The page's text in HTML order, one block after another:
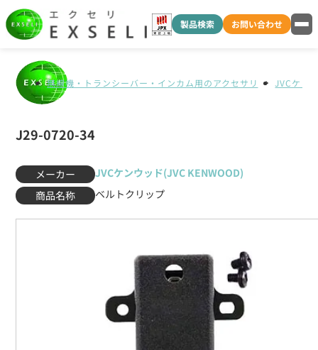
製品検索 お問い合わせ
無線機・トランシーバー・インカム用のアクセサリ JVCケン
J29-0720-34
メーカー
JVCケンウッド(JVC KENWOOD)
商品名称
ベルトクリップ